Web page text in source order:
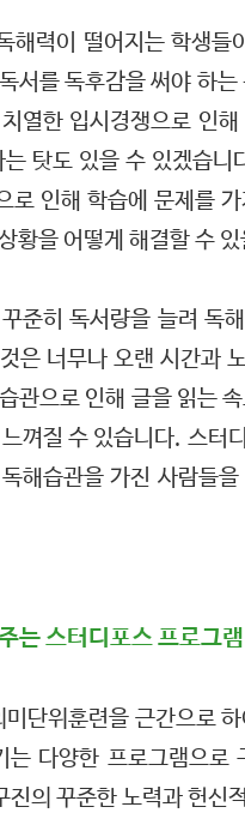
해력이 떨어지는 학생들
서를 독후감을 써야 하
열한 입시경쟁으로 인
탓도 있을 수 있겠습니
로 인해 학습에 문제를
황을 어떻게 해결할 수
준히 독서량을 늘려 독
은 너무나 오랜 시간과
관으로 인해 글을 읽는
껴질 수 있습니다. 스터
해습관을 가진 사람들
는 스터디포스 프로그램
단위훈련을 근간으로
는 다양한 프로그램으로
진의 꾸준한 노력과 헌신